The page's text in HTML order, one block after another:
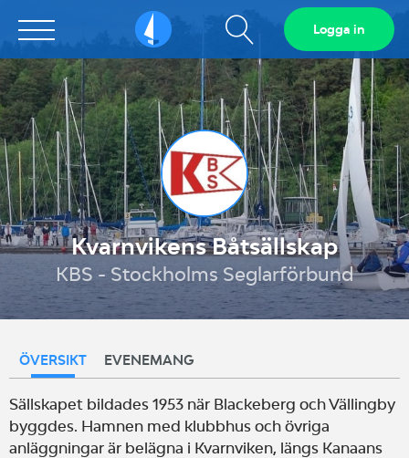
Sailarena Visa
sökfält
Logga in
Kvarnvikens Båtsällskap
KBS - Stockholms Seglarförbund
ÖVERSIKT EVENEMANG
Sällskapet bildades 1953 när Blackeberg och Vällingby
byggdes. Hamnen med klubbhus och övriga
anläggningar är belägna i Kvarnviken, längs Kanaans